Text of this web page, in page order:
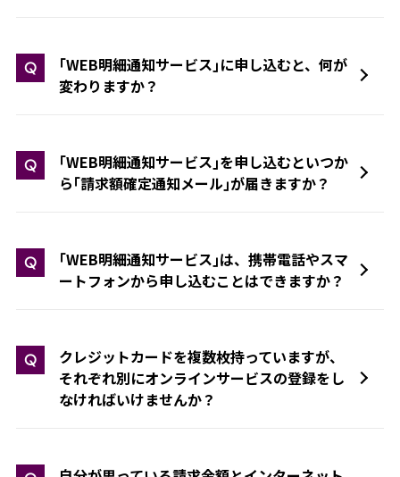
Q
｢WEB明細通知サービス｣に申し込むと、何が
変わりますか？
Q
｢WEB明細通知サービス｣を申し込むといつか
ら｢請求額確定通知メール｣が届きますか？
Q
｢WEB明細通知サービス｣は、携帯電話やスマ
ートフォンから申し込むことはできますか？
Q
クレジットカードを複数枚持っていますが、
それぞれ別にオンラインサービスの登録をし
なければいけませんか？